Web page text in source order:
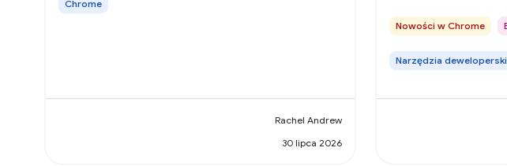
Chrome
Rachel Andrew
30 lipca 2026
Nowości w Chrome
Narzędzia